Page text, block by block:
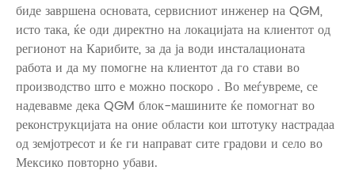
биде завршена основата, сервисниот инженер на QGM,
исто така, ќе оди директно на локацијата на клиентот од
регионот на Карибите, за да ја води инсталационата
работа и да му помогне на клиентот да го стави во
производство што е можно поскоро . Во меѓувреме, се
надевавме дека QGM блок-машините ќе помогнат во
реконструкцијата на оние области кои штотуку настрадаа
од земјотресот и ќе ги направат сите градови и село во
Мексико повторно убави.